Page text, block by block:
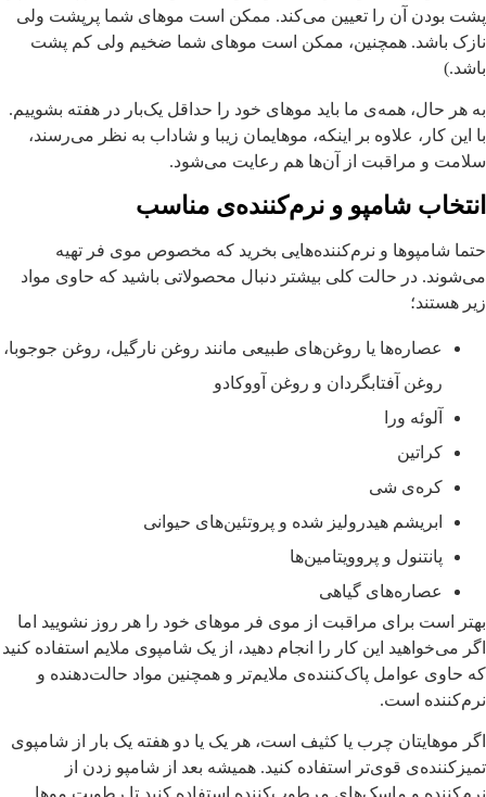
بودن آن را تعیین می‌کند. ممکن است موهای شما پرپشت ولی
باشد. همچنین، ممکن است موهای شما ضخیم ولی کم پشت
هر حال، همه‌ی ما باید موهای خود را حداقل یک‌بار در هفته بشوییم.
این کار، علاوه بر اینکه، موهایمان زیبا و شاداب به نظر می‌رسند،
و مراقبت از آن‌ها هم رعایت می‌شود.
شامپو و نرم‌کننده‌ی مناسب
شامپوها و نرم‌کننده‌هایی بخرید که مخصوص موی فر تهیه
در حالت کلی بیشتر دنبال محصولاتی باشید که حاوی مواد
هستند؛
عصاره‌ها یا روغن‌های طبیعی مانند روغن نارگیل، روغن جوجوبا،
روغن آفتابگردان و روغن آووکادو
آلوئه ورا
کراتین
کره‌ی شی
ابریشم هیدرولیز شده و پروتئین‌های حیوانی
پانتنول و پروویتامین‌ها
عصاره‌های گیاهی
است برای مراقبت از موی فر موهای خود را هر روز نشویید اما
می‌خواهید این کار را انجام دهید، از یک شامپوی ملایم استفاده کنید
حاوی عوامل پاک‌کننده‌ی ملایم‌تر و همچنین مواد حالت‌دهنده و
است.
موهایتان چرب یا کثیف است، هر یک یا دو هفته یک بار از شامپوی
قوی‌تر استفاده کنید. همیشه بعد از شامپو زدن از